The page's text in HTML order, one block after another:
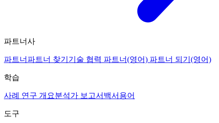
파트너사
파트너 파트너 찾기 기술 협력 파트너(영어) 파트너 되기(영어)
학습
사례 연구 개요분석가 보고서 백서 용어
도구